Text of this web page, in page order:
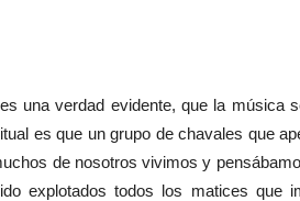
una verdad evidente, que la música
es que un grupo de chavales que
de nosotros vivimos y
explotados todos los matices que